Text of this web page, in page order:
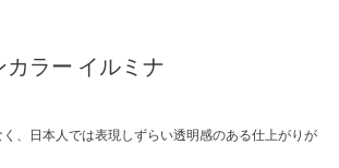
カラー イルミナ
、日本人では表現しずらい透明感のある仕上がりが